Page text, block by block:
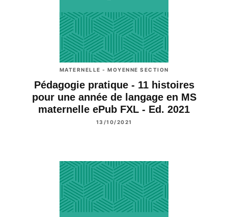
MATERNELLE - MOYENNE SECTION
Pédagogie pratique - 11 histoires
pour une année de langage en MS
maternelle ePub FXL - Ed. 2021
13/10/2021